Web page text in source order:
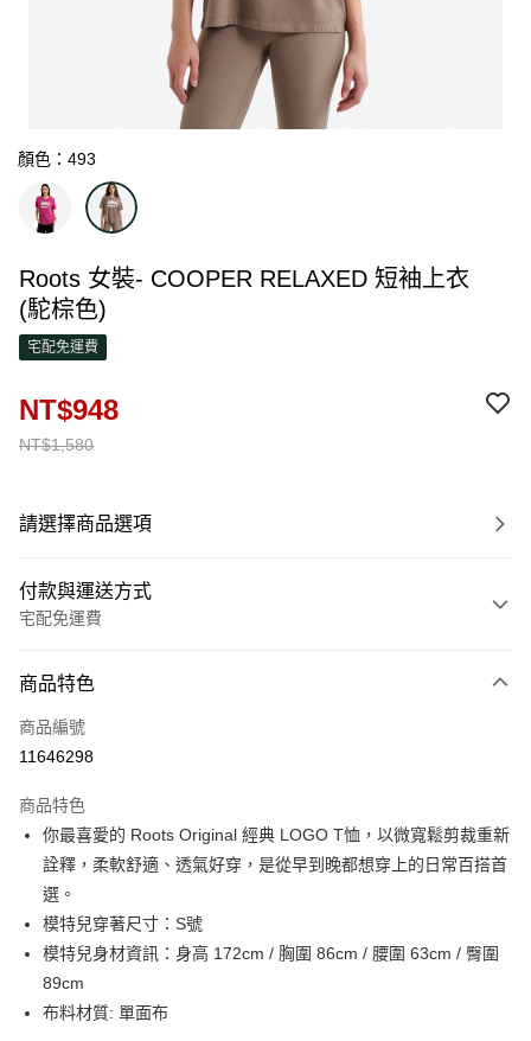
顏色：493
Roots 女裝- COOPER RELAXED 短袖上衣
(駝棕色)
宅配免運費
NT$1,580
NT$948
請選擇商品選項
付款與運送方式
宅配免運費
信用卡一次付款
信用卡分期付款
合作金庫商業銀行
華南商業銀行
彰化商業銀行
上海商業儲蓄銀行
台北富邦商業銀行
國泰世華商業銀行
臺灣中小企業銀行
匯豐（台灣）商業銀行
華泰商業銀行
聯邦商業銀行
遠東國際商業銀行
元大商業銀行
玉山商業銀行
6 期 0 利率 每期
華南商業銀行
彰化商業銀行
上海商業儲蓄銀行
國泰世華商業銀行
臺灣中小企業銀行
台中商業銀行
匯豐（台灣）商業銀行
聯邦商業銀行
元大商業銀行
LINE Pay
Apple Pay
街口支付
運送方式
商品特色
商品編號
11646298
商品特色
你最喜愛的 Roots Original 經典 LOGO T恤，以微寬鬆剪裁重新
詮釋，柔軟舒適、透氣好穿，是從早到晚都想穿上的日常百搭首
選。
模特兒穿著尺寸：S號
模特兒身材資訊：身高 172cm / 胸圍 86cm / 腰圍 63cm / 臀圍
89cm
布料材質: 單面布